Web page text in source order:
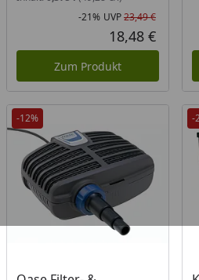
Rabatt
-21% UVP23,49 €
18,48 €
Zum Produkt
-12% -